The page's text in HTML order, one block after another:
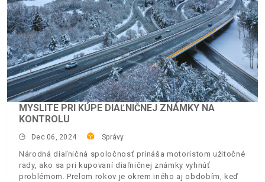
MYSLITE PRI KÚPE DIAĽNIČNEJ ZNÁMKY NA
KONTROLU
Dec 06, 2024 Správy
Národná diaľničná spoločnosť prináša motoristom užitočné
rady, ako sa pri kupovaní diaľničnej známky vyhnúť
problémom. Prelom rokov je okrem iného aj obdobím, keď